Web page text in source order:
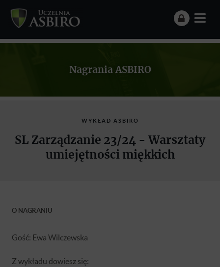
Nagrania ASBIRO
WYKŁAD ASBIRO
SL Zarządzanie 23/24 - Warsztaty
umiejętności miękkich
O NAGRANIU
Gość: Ewa Wilczewska
Z wykładu dowiesz się: